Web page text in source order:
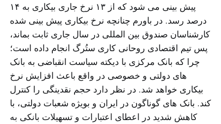
پیش بینی می شود که از ۱۳ نرخ جاری بیکاری به ۱۴
درصد رسد. در باورم چنانچه نرخ بیکاری پیش بینی شده
کارشناسان صندوق بین المللی در سال جاری ثابت بماند،
پس تیم اقتصادی روحانی کاری ستُرگ انجام داده است؛
چرا که بانک مرکزی با دیکته سیاست انقباضی به بانک
های دولتی و خصوصی در واقع باعث افزایش نرخ
بیکاری خواهد شد. در نظر دارد حجم نقدینگی را کنترل
کند. بانک های گوناگون در ایران و بویژه شعبات دولتی، با
کاهش شدید در اعطای اعتبارات و تسهیلات بانکی به